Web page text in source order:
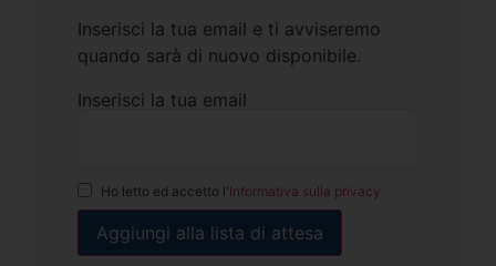
Inserisci la tua email e ti avviseremo
quando sarà di nuovo disponibile.
Inserisci la tua email
Ho letto ed accetto l'Informativa sulla privacy